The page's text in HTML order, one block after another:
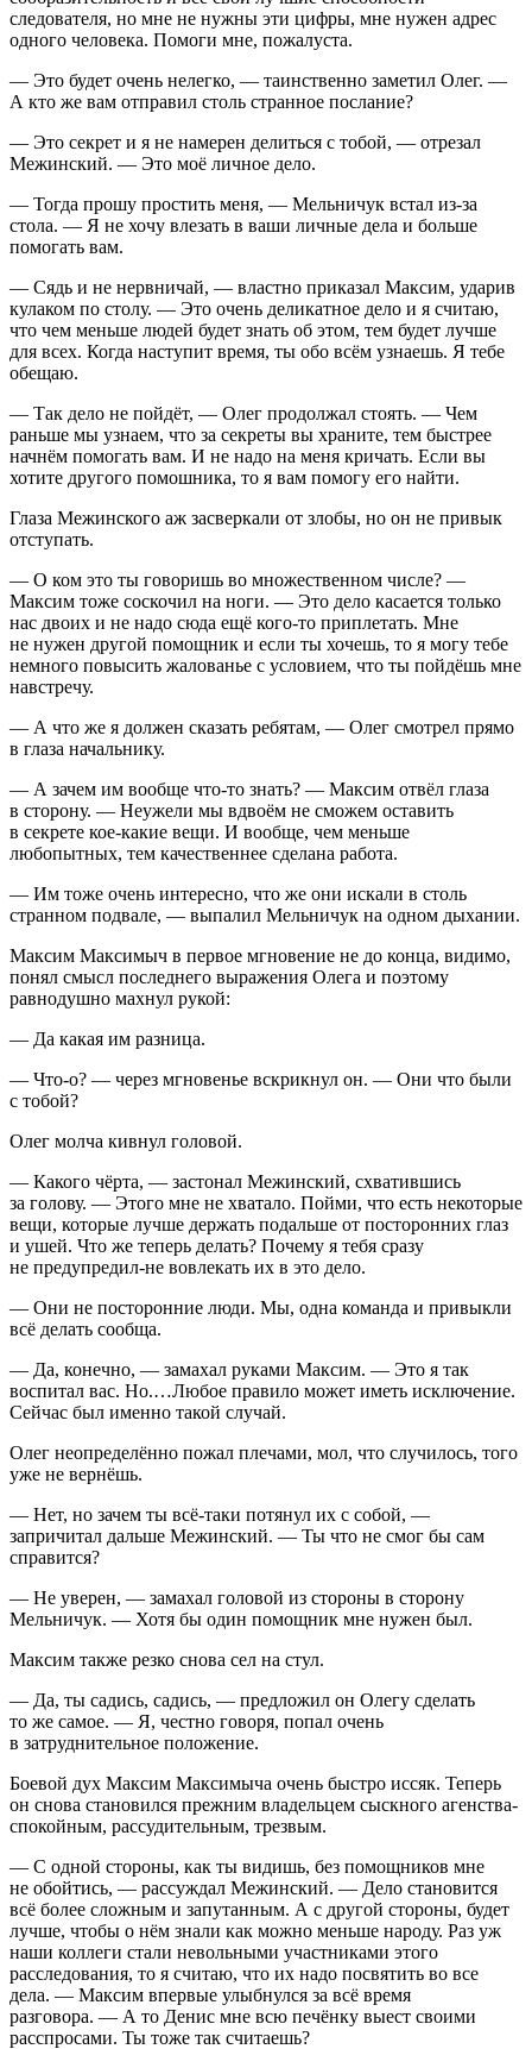
следователя, но мне не нужны эти цифры, мне нужен адрес
одного человека. Помоги мне, пожалуста.
— Это будет очень нелегко, — таинственно заметил Олег. —
А кто же вам отправил столь странное послание?
— Это секрет и я не намерен делиться с тобой, — отрезал
Межинский. — Это моё личное дело.
— Тогда прошу простить меня, — Мельничук встал из-за
стола. — Я не хочу влезать в ваши личные дела и больше
помогать вам.
— Сядь и не нервничай, — властно приказал Максим, ударив
кулаком по столу. — Это очень деликатное дело и я считаю,
что чем меньше людей будет знать об этом, тем будет лучше
для всех. Когда наступит время, ты обо всём узнаешь. Я тебе
обещаю.
— Так дело не пойдёт, — Олег продолжал стоять. — Чем
раньше мы узнаем, что за секреты вы храните, тем быстрее
начнём помогать вам. И не надо на меня кричать. Если вы
хотите другого помошника, то я вам помогу его найти.
Глаза Межинского аж засверкали от злобы, но он не привык
отступать.
— О ком это ты говоришь во множественном числе? —
Максим тоже соскочил на ноги. — Это дело касается только
нас двоих и не надо сюда ещё кого-то приплетать. Мне
не нужен другой помощник и если ты хочешь, то я могу тебе
немного повысить жалованье с условием, что ты пойдёшь мне
навстречу.
— А что же я должен сказать ребятам, — Олег смотрел прямо
в глаза начальнику.
— А зачем им вообще что-то знать? — Максим отвёл глаза
в сторону. — Неужели мы вдвоём не сможем оставить
в секрете кое-какие вещи. И вообще, чем меньше
любопытных, тем качественнее сделана работа.
— Им тоже очень интересно, что же они искали в столь
странном подвале, — выпалил Мельничук на одном дыхании.
Максим Максимыч в первое мгновение не до конца, видимо,
понял смысл последнего выражения Олега и поэтому
равнодушно махнул рукой:
— Да какая им разница.
— Что-о? — через мгновенье вскрикнул он. — Они что были
с тобой?
Олег молча кивнул головой.
— Какого чёрта, — застонал Межинский, схватившись
за голову. — Этого мне не хватало. Пойми, что есть некоторые
вещи, которые лучше держать подальше от посторонних глаз
и ушей. Что же теперь делать? Почему я тебя сразу
не предупредил-не вовлекать их в это дело.
— Они не посторонние люди. Мы, одна команда и привыкли
всё делать сообща.
— Да, конечно, — замахал руками Максим. — Это я так
воспитал вас. Но.…Любое правило может иметь исключение.
Сейчас был именно такой случай.
Олег неопределённо пожал плечами, мол, что случилось, того
уже не вернёшь.
— Нет, но зачем ты всё-таки потянул их с собой, —
запричитал дальше Межинский. — Ты что не смог бы сам
справится?
— Не уверен, — замахал головой из стороны в сторону
Мельничук. — Хотя бы один помощник мне нужен был.
Максим также резко снова сел на стул.
— Да, ты садись, садись, — предложил он Олегу сделать
то же самое. — Я, честно говоря, попал очень
в затруднительное положение.
Боевой дух Максим Максимыча очень быстро иссяк. Теперь
он снова становился прежним владельцем сыскного агенства-
спокойным, рассудительным, трезвым.
— С одной стороны, как ты видишь, без помощников мне
не обойтись, — рассуждал Межинский. — Дело становится
всё более сложным и запутанным. А с другой стороны, будет
лучше, чтобы о нём знали как можно меньше народу. Раз уж
наши коллеги стали невольными участниками этого
расследования, то я считаю, что их надо посвятить во все
дела. — Максим впервые улыбнулся за всё время
разговора. — А то Денис мне всю печёнку выест своими
расспросами. Ты тоже так считаешь?